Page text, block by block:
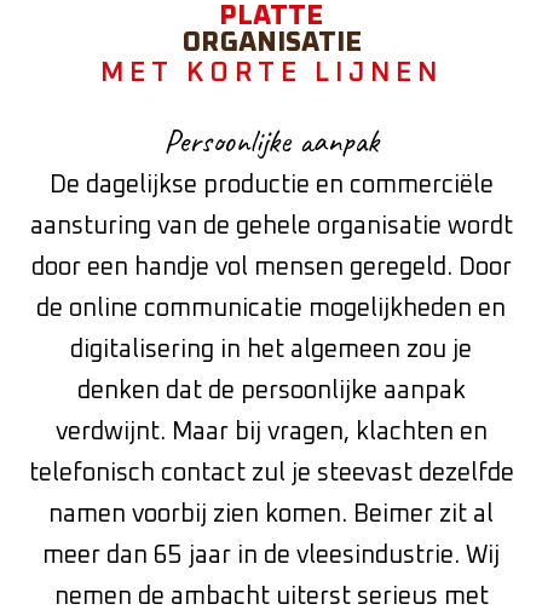
PLATTE
ORGANISATIE
MET KORTE LIJNEN
Persoonlijke aanpak
De dagelijkse productie en commerciële
aansturing van de gehele organisatie wordt
door een handje vol mensen geregeld. Door
de online communicatie mogelijkheden en
digitalisering in het algemeen zou je
denken dat de persoonlijke aanpak
verdwijnt. Maar bij vragen, klachten en
telefonisch contact zul je steevast dezelfde
namen voorbij zien komen. Beimer zit al
meer dan 65 jaar in de vleesindustrie. Wij
nemen de ambacht uiterst serieus met